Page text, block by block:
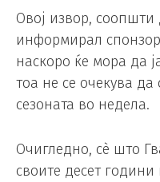
Овој извор, соопшти
информирал
наскоро ќе мора да
тоа не се очекува
сезоната во недела.
Очигледно, сè што
своите десет години